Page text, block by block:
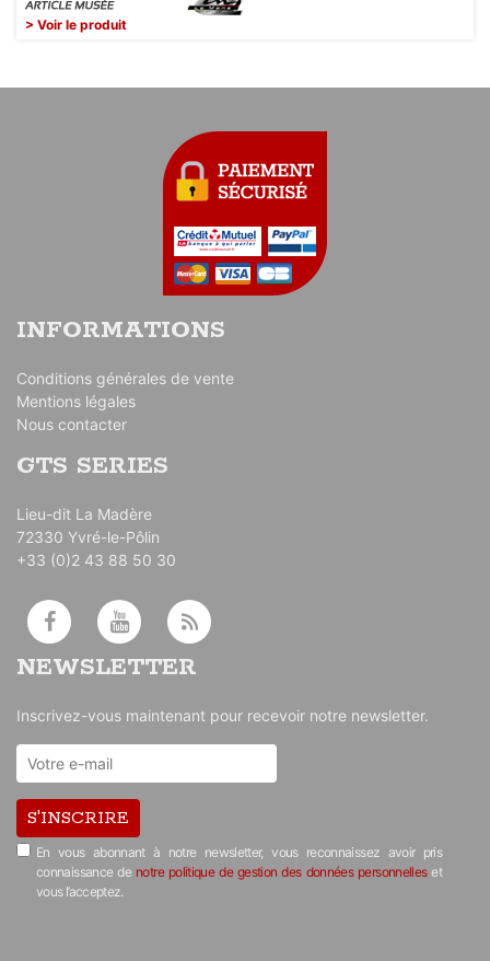
> Voir le produit
INFORMATIONS
Conditions générales de vente
Mentions légales
Nous contacter
GTS SERIES
Lieu-dit La Madère
72330 Yvré-le-Pôlin
+33 (0)2 43 88 50 30
NEWSLETTER
Inscrivez-vous maintenant pour recevoir notre newsletter.
S'INSCRIRE
En vous abonnant à notre newsletter, vous reconnaissez avoir pris
connaissance de notre politique de gestion des données personnelleset
vous l’acceptez.